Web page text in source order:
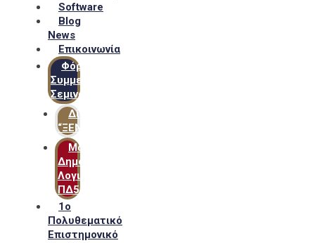
Software
Blog
News
Επικοινωνία
Φόρμα
Συμμετοχής
Σεμιναρίων
Δίκτυο
“ΞΕΝΟΦΩΝ”
Μακροχρόνιο
Δημόσιο
Λογιστικό
ΠΔ54
1ο
Πολυθεματικό
Επιστημονικό